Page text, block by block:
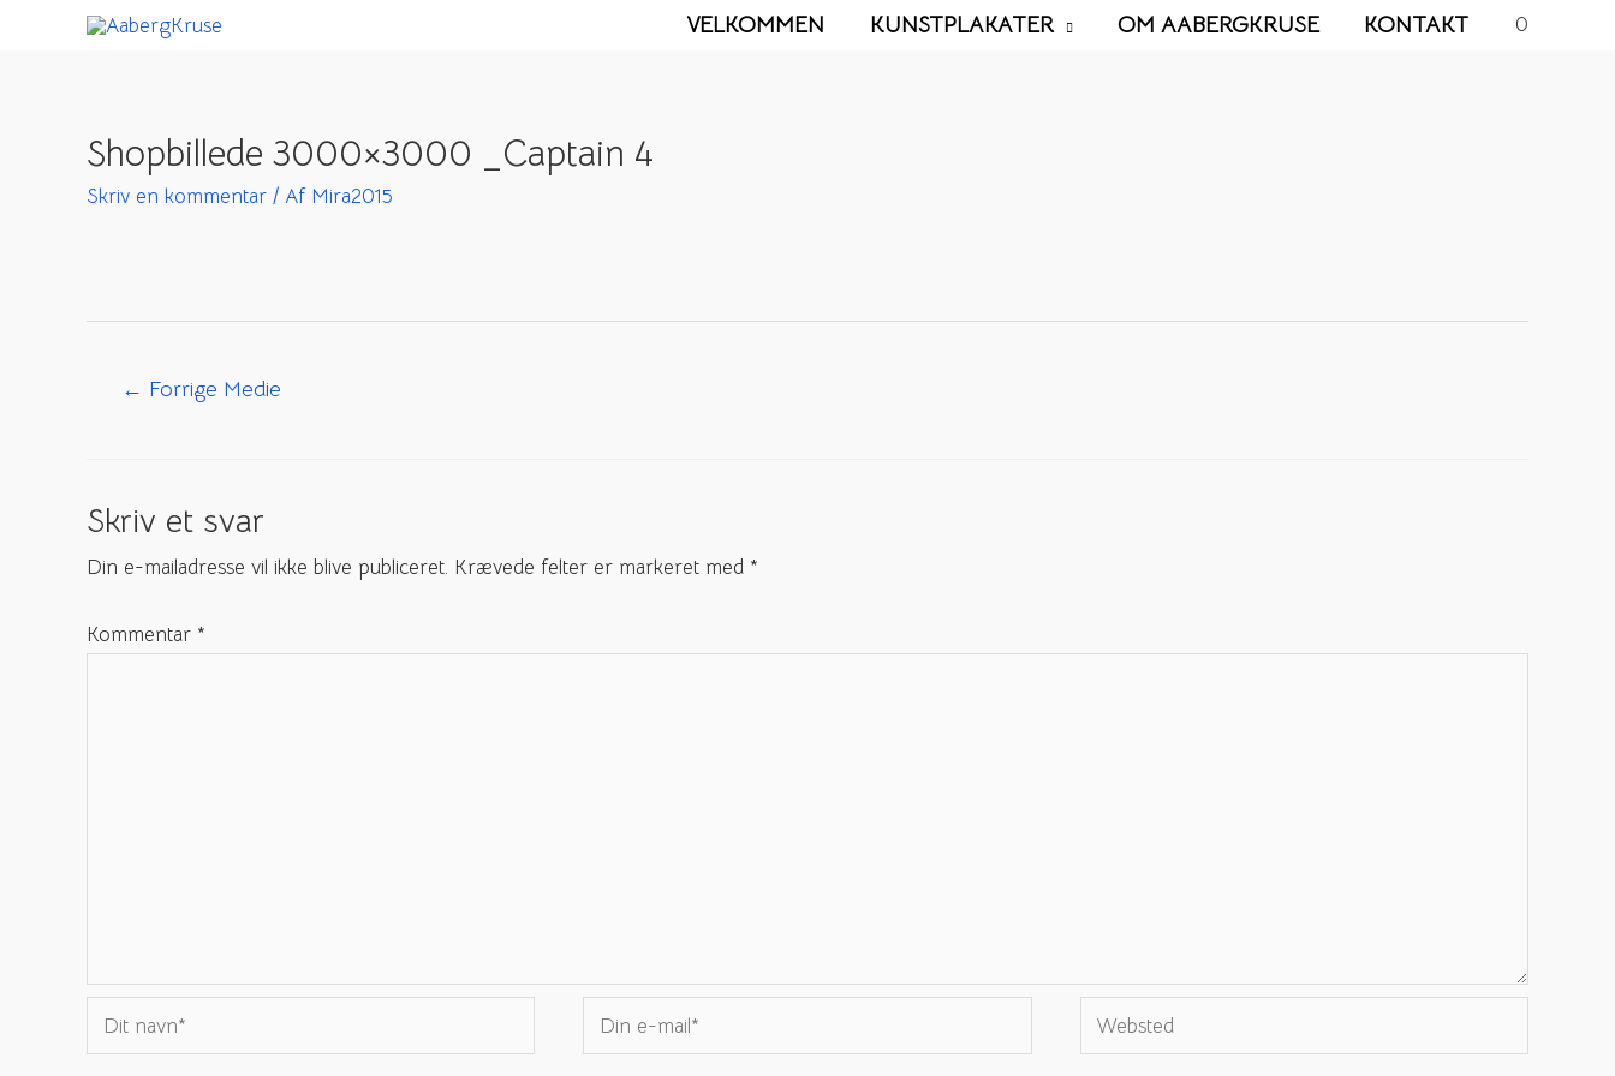
VELKOMMEN KUNSTPLAKATER OM AABERGKRUSE KONTAKT 0
Shopbillede 3000×3000 _Captain 4
Skriv en kommentar / Af Mira2015
Indlægsnavigation
← Forrige Medie
Skriv et svar
Din e-mailadresse vil ikke blive publiceret. Krævede felter er markeret med *
Kommentar *
Dit
navn*
Din
e-
Websted